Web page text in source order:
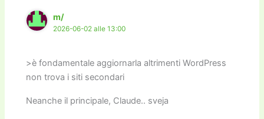
m/
2026-06-02 alle 13:00
>è fondamentale aggiornarla altrimenti WordPress
non trova i siti secondari
Neanche il principale, Claude.. sveja